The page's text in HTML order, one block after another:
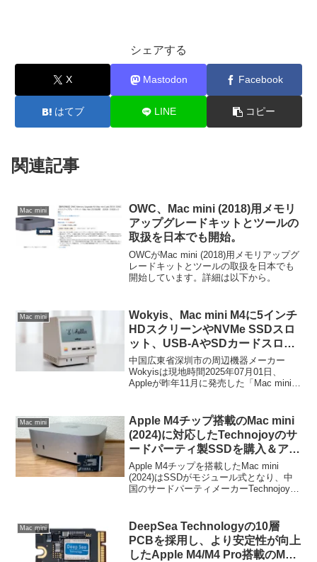
シェアする
X Mastodon Facebook
はてブ LINE コピー
関連記事
Mac mini
OWC、Mac mini (2018)用メモリ
アップグレードキットとツールの
取扱を日本でも開始。
OWCがMac mini (2018)用メモリアップグ
レードキットとツールの取扱を日本でも
開始しています。詳細は以下から。
Mac mini
Wokyis、Mac mini M4に5インチ
HDスクリーンやNVMe SSDスロ
ット、USB-AやSDカードスロッ
トなどを追加できるドッキングス
テーション「Wokyis M5」の発売
キャンペーンを近くKickstarterで
中国広東省深圳市の周辺機器メーカー
Wokyisは現地時間2025年07月01日、
Appleが昨年11月に発売した「Mac mini
Inside (以下、Wokyis M5)」の発売キャン
ペーンを近くクラウドファンディングサ
イトKickstarterで開催すると発表してい
ます。
Mac mini
Apple M4チップ搭載のMac mini
(2024)に対応したTechnojoyのサ
ードパーティ製SSDを購入＆アッ
プグレードしてみた。
Apple M4チップを搭載したMac mini
(2024)はSSDがモジュール式となり、中
国のサードパーティメーカーTechnojoy
SSDへアップグレードしてみました。
Mac mini
DeepSea Technologyの10層
PCBを採用し、より安定性が向上
したApple M4/M4 Pro搭載のMac